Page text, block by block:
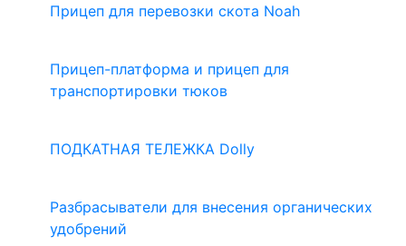
Прицеп для перевозки скота Noah
Прицеп-платформа и прицеп для
транспортировки тюков
ПОДКАТНАЯ ТЕЛЕЖКА Dolly
Разбрасыватели для внесения органических
удобрений